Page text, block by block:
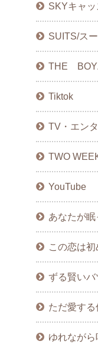
SKYキャ
SUITS/ス
THE
Tiktok
TV・エン
TWO
YouTube
あなたが
この恋は
ずる賢い
ただ愛する
ゆれなが